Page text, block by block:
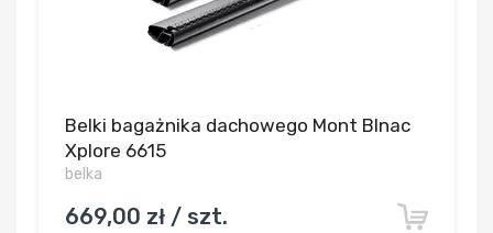
Belki bagażnika dachowego Mont Blnac
Xplore 6615
belka
669,00 zł / szt.